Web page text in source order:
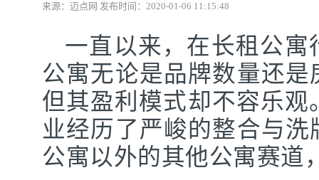
来源：迈点网 发布时间：2020-01-06 11:15:48
一直以来，在长租公
公寓无论是品牌数量还
但其盈利模式却不容乐观
业经历了严峻的整合与
公寓以外的其他公寓赛道